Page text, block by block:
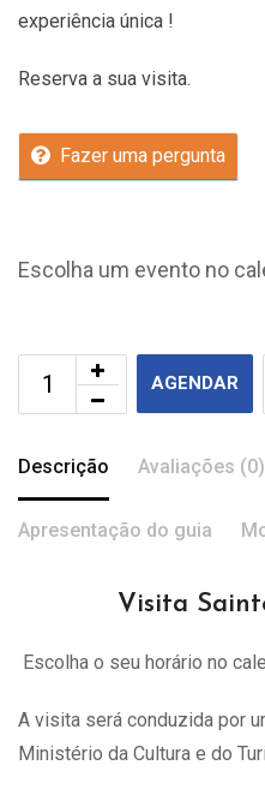
experiência única !
Reserva a sua visita.
Fazer uma pergunta
Escolha um evento no
AGENDAR
Descrição Avaliações (0)
Apresentação do guia
Visita
Escolha o seu horário no
A visita será conduzida por
Ministério da Cultura e do